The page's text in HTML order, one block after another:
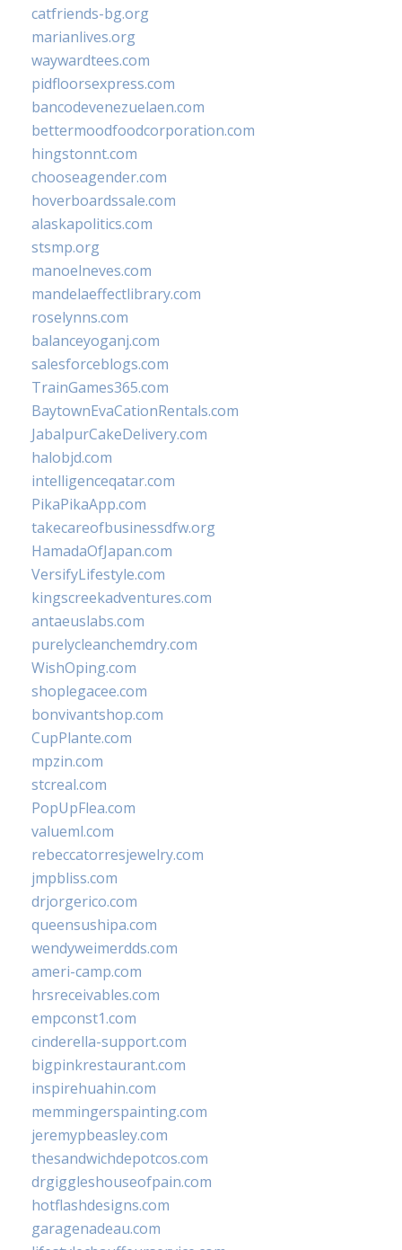
catfriends-bg.org
marianlives.org
waywardtees.com
pidfloorsexpress.com
bancodevenezuelaen.com
bettermoodfoodcorporation.com
hingstonnt.com
chooseagender.com
hoverboardssale.com
alaskapolitics.com
stsmp.org
manoelneves.com
mandelaeffectlibrary.com
roselynns.com
balanceyoganj.com
salesforceblogs.com
TrainGames365.com
BaytownEvaCationRentals.com
JabalpurCakeDelivery.com
halobjd.com
intelligenceqatar.com
PikaPikaApp.com
takecareofbusinessdfw.org
HamadaOfJapan.com
VersifyLifestyle.com
kingscreekadventures.com
antaeuslabs.com
purelycleanchemdry.com
WishOping.com
shoplegacee.com
bonvivantshop.com
CupPlante.com
mpzin.com
stcreal.com
PopUpFlea.com
valueml.com
rebeccatorresjewelry.com
jmpbliss.com
drjorgerico.com
queensushipa.com
wendyweimerdds.com
ameri-camp.com
hrsreceivables.com
empconst1.com
cinderella-support.com
bigpinkrestaurant.com
inspirehuahin.com
memmingerspainting.com
jeremypbeasley.com
thesandwichdepotcos.com
drgiggleshouseofpain.com
hotflashdesigns.com
garagenadeau.com